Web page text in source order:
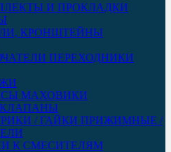
И ПРОКЛАДКИ
КРОНШТЕЙНЫ
ПЕРЕХОДНИКИ
МАХОВИКИ
/ ГАЙКИ ПРИЖИМНЫЕ /
К СМЕСИТЕЛЯМ